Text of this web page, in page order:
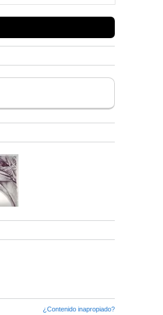
¿Contenido inapropiado?